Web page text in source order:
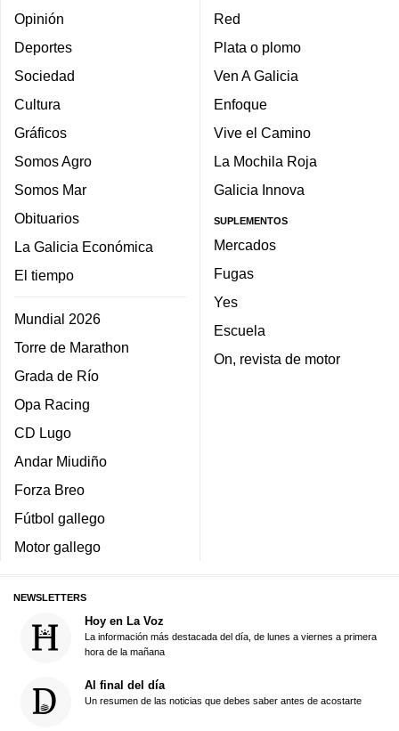
Opinión
Deportes
Sociedad
Cultura
Gráficos
Somos Agro
Somos Mar
Obituarios
La Galicia Económica
El tiempo
Mundial 2026
Torre de Marathon
Grada de Río
Opa Racing
CD Lugo
Andar Miudiño
Forza Breo
Fútbol gallego
Motor gallego
Red
Plata o plomo
Ven A Galicia
Enfoque
Vive el Camino
La Mochila Roja
Galicia Innova
SUPLEMENTOS
Mercados
Fugas
Yes
Escuela
On, revista de motor
NEWSLETTERS
Hoy en La Voz
La información más destacada del día, de lunes a viernes a primera
hora de la mañana
Al final del día
Un resumen de las noticias que debes saber antes de acostarte